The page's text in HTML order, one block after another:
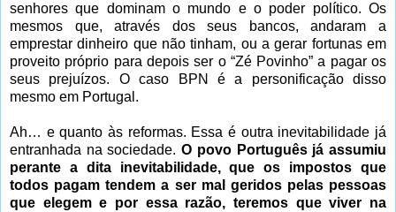
senhores que dominam o mundo e o poder político. Os
mesmos que, através dos seus bancos, andaram a
emprestar dinheiro que não tinham, ou a gerar fortunas em
proveito próprio para depois ser o “Zé Povinho” a pagar os
seus prejuízos. O caso BPN é a personificação disso
mesmo em Portugal.
Ah… e quanto às reformas. Essa é outra inevitabilidade já
entranhada na sociedade.O povo Português já assumiu
perante a dita inevitabilidade, que os impostos que
todos pagam tendem a ser mal geridos pelas pessoas
que elegem e por essa razão, teremos que viver na